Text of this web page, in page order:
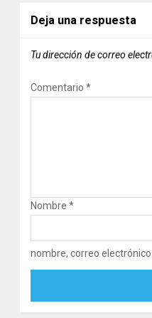
Deja una respuesta
Tu dirección de correo
Comentario*
Nombre*
nombre, correo